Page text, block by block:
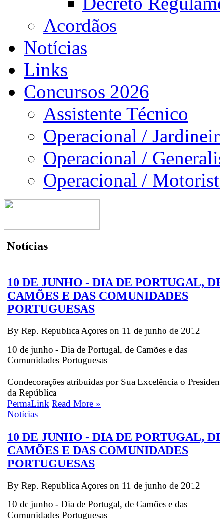
Acordãos
Notícias
Links
Concursos 2026
Assistente Técnico
Operacional /
Operacional /
Operacional /
Notícias
10 DE JUNHO - DIA DE PORTUGAL,
CAMÕES E DAS COMUNIDADES
PORTUGUESAS
By Rep. Republica Açores on 11 de junho de 2012
10 de junho - Dia de Portugal, de Camões e das
Comunidades Portuguesas
Condecorações atribuidas por Sua Excelência o
da República
PermaLink Read More »
Notícias
10 DE JUNHO - DIA DE PORTUGAL,
CAMÕES E DAS COMUNIDADES
PORTUGUESAS
By Rep. Republica Açores on 11 de junho de 2012
10 de junho - Dia de Portugal, de Camões e das
Comunidades Portuguesas